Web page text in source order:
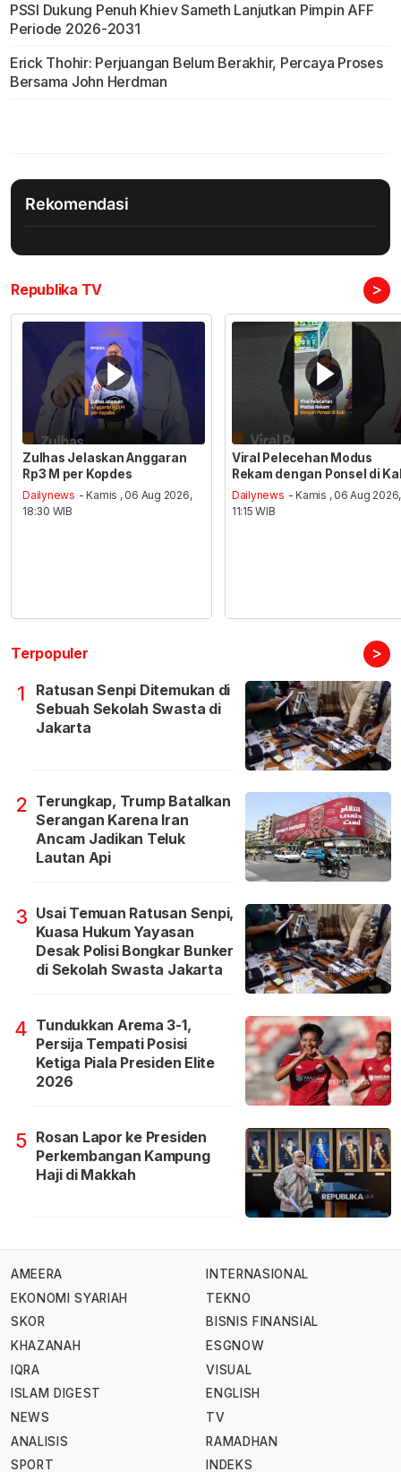
PSSI Dukung Penuh Khiev Sameth Lanjutkan Pimpin AFF
Periode 2026-2031
Erick Thohir: Perjuangan Belum Berakhir, Percaya Proses
Bersama John Herdman
Rekomendasi
Republika TV >
Zulhas Jelaskan Anggaran
Rp3 M per Kopdes
Dailynews - Kamis , 06 Aug 2026,
18:30 WIB
Viral Pelecehan Modus
Rekam dengan Ponsel di
Dailynews - Kamis , 06 Aug 2026,
11:15 WIB
Terpopuler >
1
Ratusan Senpi Ditemukan di
Sebuah Sekolah Swasta di
Jakarta
2 Terungkap, Trump Batalkan
Serangan Karena Iran
Ancam Jadikan Teluk
Lautan Api
3 Usai Temuan Ratusan Senpi,
Kuasa Hukum Yayasan
Desak Polisi Bongkar Bunker
di Sekolah Swasta Jakarta
4 Tundukkan Arema 3-1,
Persija Tempati Posisi
Ketiga Piala Presiden Elite
2026
5 Rosan Lapor ke Presiden
Perkembangan Kampung
Haji di Makkah
AMEERA
EKONOMI SYARIAH
SKOR
KHAZANAH
IQRA
ISLAM DIGEST
NEWS
ANALISIS
SPORT
INTERNASIONAL
TEKNO
BISNIS FINANSIAL
ESGNOW
VISUAL
ENGLISH
TV
RAMADHAN
INDEKS